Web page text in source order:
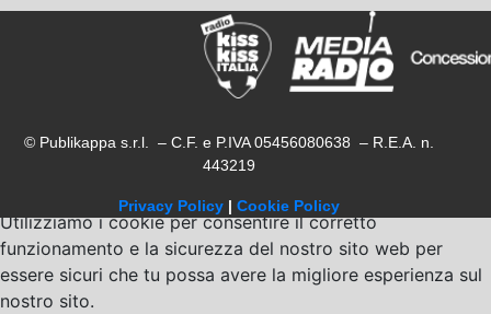
© Publikappa s.r.l. – C.F. e P.IVA 05456080638 – R.E.A. n.
443219
Privacy Policy | Cookie Policy
Utilizziamo i cookie per consentire il corretto
funzionamento e la sicurezza del nostro sito web per
essere sicuri che tu possa avere la migliore esperienza sul
nostro sito.